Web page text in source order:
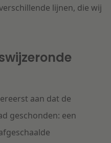
lijnen, die wij
aan dat de
geschonden: een